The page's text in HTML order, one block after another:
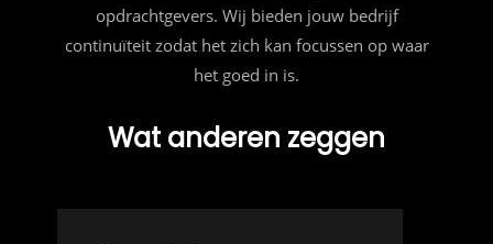
opdrachtgevers. Wij bieden jouw bedrijf
continuïteit zodat het zich kan focussen op waar
het goed in is.
Wat anderen zeggen